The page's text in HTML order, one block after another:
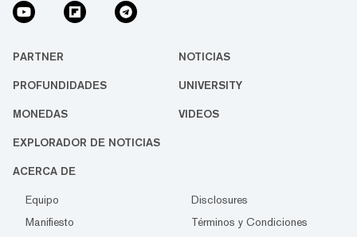
PARTNER NOTICIAS
PROFUNDIDADES UNIVERSITY
MONEDAS VIDEOS
EXPLORADOR DE NOTICIAS
ACERCA DE
Equipo
Disclosures
Manifiesto
Términos y Condiciones